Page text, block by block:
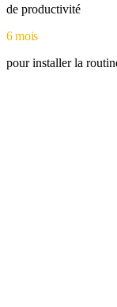
de productivité
6 mois
pour installer la